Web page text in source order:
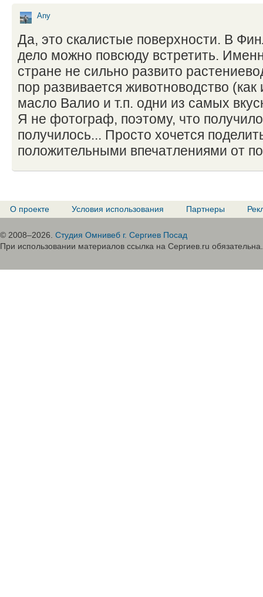
Any
Да, это скалистые поверхности. В
дело можно повсюду встретить.
стране не сильно развито
пор развивается животноводство
масло Валио и т.п. одни из самых
Я не фотограф, поэтому, что
получилось... Просто хочется
положительными впечатлениями от
О проекте Условия использования Партнеры
© 2008–2026. Студия Омнивеб г. Сергиев Посад
При использовании материалов ссылка на Сергиев.ru обязательна.